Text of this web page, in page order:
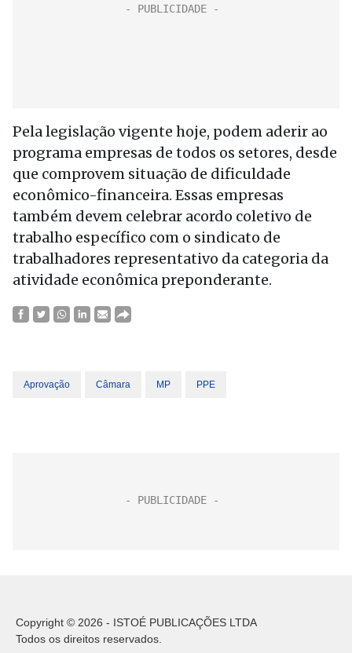
Pela legislação vigente hoje, podem aderir ao
programa empresas de todos os setores, desde
que comprovem situação de dificuldade
econômico-financeira. Essas empresas
também devem celebrar acordo coletivo de
trabalho específico com o sindicato de
trabalhadores representativo da categoria da
atividade econômica preponderante.
Aprovação Câmara MP PPE
Copyright © 2026 - ISTOÉ PUBLICAÇÕES LTDA
Todos os direitos reservados.